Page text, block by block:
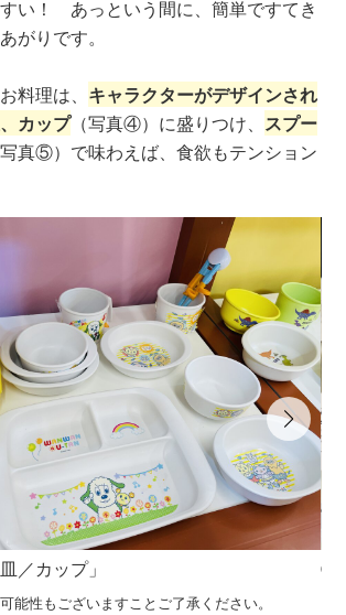
い！ あっという間に、簡単ですてき
がりです。
料理は、 キャラクターがデザインされ
カップ（写真④）に盛りつけ、 スプー
写真⑤）で味わえば、食欲もテンション
／カップ」
能性もございますことご了承ください。
⑤